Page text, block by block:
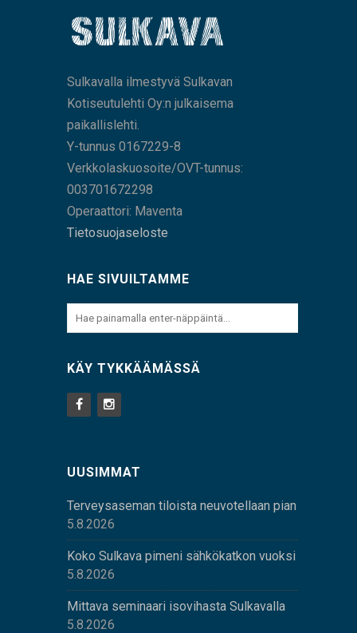
Sulkavalla ilmestyvä Sulkavan
Kotiseutulehti Oy:n julkaisema
paikallislehti.
Y-tunnus 0167229-8
Verkkolaskuosoite/OVT-tunnus:
003701672298
Operaattori: Maventa
Tietosuojaseloste
HAE SIVUILTAMME
KÄY TYKKÄÄMÄSSÄ
UUSIMMAT
Terveysaseman tiloista neuvotellaan pian
5.8.2026
Koko Sulkava pimeni sähkökatkon vuoksi
5.8.2026
Mittava seminaari isovihasta Sulkavalla
5.8.2026